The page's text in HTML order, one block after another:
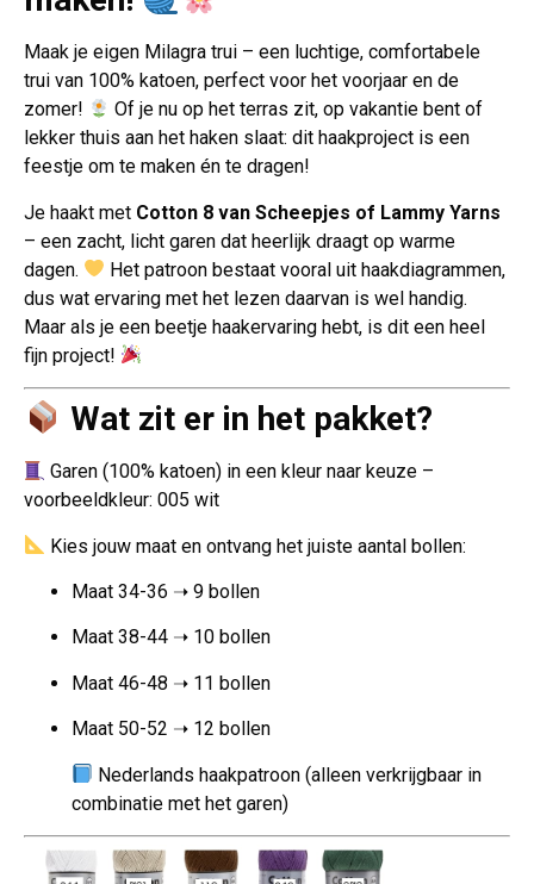
Maak je eigen Milagra trui – een luchtige, comfortabele
trui van 100% katoen, perfect voor het voorjaar en de
zomer!
Of je nu op het terras zit, op vakantie bent of
lekker thuis aan het haken slaat: dit haakproject is een
feestje om te maken én te dragen!
Je haakt met Cotton 8 van Scheepjes of Lammy Yarns
– een zacht, licht garen dat heerlijk draagt op warme
dagen.
Het patroon bestaat vooral uit haakdiagrammen,
dus wat ervaring met het lezen daarvan is wel handig.
Maar als je een beetje haakervaring hebt, is dit een heel
fijn project!
Wat zit er in het pakket?
Garen (100% katoen) in een kleur naar keuze –
voorbeeldkleur: 005 wit
Kies jouw maat en ontvang het juiste aantal bollen:
Maat 34-36 ➝ 9 bollen
Maat 38-44 ➝ 10 bollen
Maat 46-48 ➝ 11 bollen
Maat 50-52 ➝ 12 bollen
Nederlands haakpatroon (alleen verkrijgbaar in
combinatie met het garen)